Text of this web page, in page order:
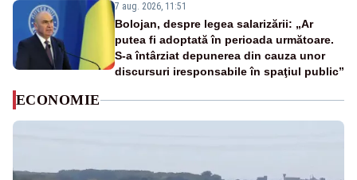
7 aug. 2026, 11:51
Bolojan, despre legea salarizării: „Ar
putea fi adoptată în perioada următoare.
S-a întârziat depunerea din cauza unor
discursuri iresponsabile în spaţiul public”
ECONOMIE